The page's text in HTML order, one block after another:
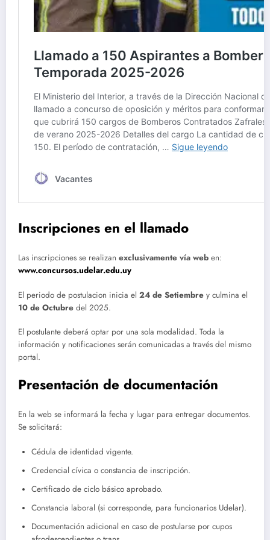
Inscripciones en el llamado
Las inscripciones se realizan exclusivamente vía web en:
www.concursos.udelar.edu.uy
El periodo de postulacion inicia el 24 de Setiembre y culmina el
10 de Octubre del 2025.
El postulante deberá optar por una sola modalidad. Toda la
información y notificaciones serán comunicadas a través del mismo
portal.
Presentación de documentación
En la web se informará la fecha y lugar para entregar documentos.
Se solicitará:
Cédula de identidad vigente.
Credencial cívica o constancia de inscripción.
Certificado de ciclo básico aprobado.
Constancia laboral (si corresponde, para funcionarios Udelar).
Documentación adicional en caso de postularse por cupos